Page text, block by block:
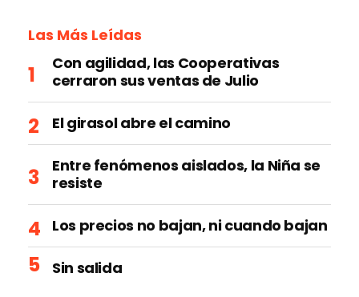
Las Más Leídas
Con agilidad, las Cooperativas
cerraron sus ventas de Julio
El girasol abre el camino
Entre fenómenos aislados, la Niña se
resiste
Los precios no bajan, ni cuando bajan
Sin salida